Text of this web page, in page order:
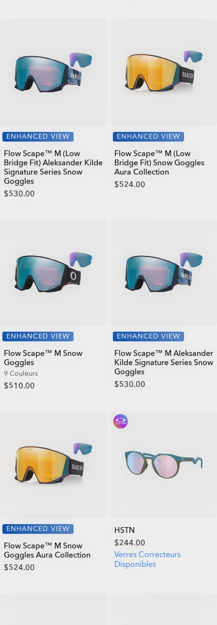
ENHANCED VIEW
Flow Scape™ M (Low
Bridge Fit) Aleksander Kilde
Signature Series Snow
Goggles
$530.00
ENHANCED VIEW
Flow Scape™ M (Low
Bridge Fit) Snow Goggles
Aura Collection
$524.00
ENHANCED VIEW
Flow Scape™ M Snow
Goggles
9 Couleurs
$510.00
ENHANCED VIEW
Flow Scape™ M Aleksander
Kilde Signature Series Snow
Goggles
$530.00
ENHANCED VIEW
Flow Scape™ M Snow
Goggles Aura Collection
$524.00
HSTN
$244.00
Verres Correcteurs
Disponibles